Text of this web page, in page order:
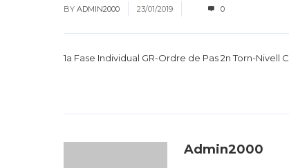
BY ADMIN2000 23/01/2019 0
1a Fase Individual GR-Ordre de Pas 2n Torn-Nivell C
Admin2000